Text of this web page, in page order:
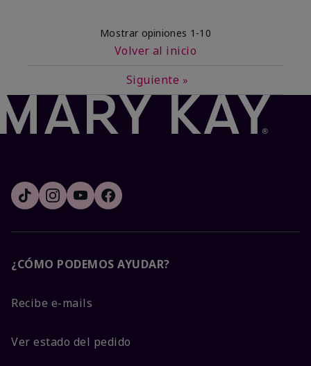
Mostrar opiniones 1-10
Volver al inicio
Siguiente »
¿CÓMO PODEMOS AYUDAR?
Recibe e-mails
Ver estado del pedido